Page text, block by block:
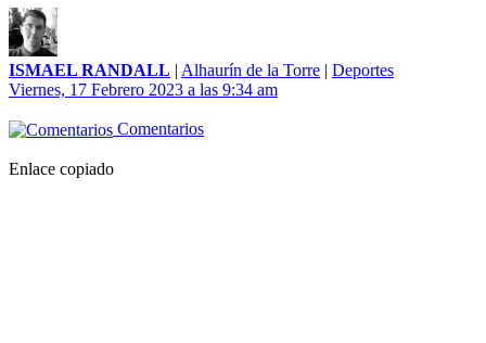
ISMAEL RANDALL | Alhaurín de la Torre | Deportes
Viernes, 17 Febrero 2023 a las 9:34 am
Comentarios
Enlace copiado